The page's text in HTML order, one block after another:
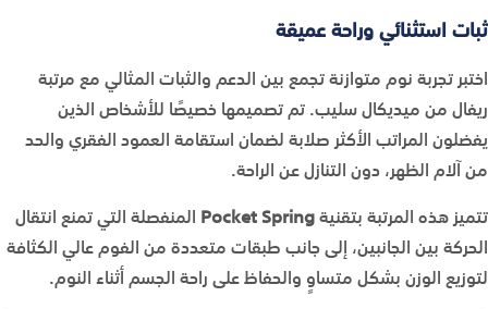
ثبات استثنائي وراحة عميقة
اختبر تجربة نوم متوازنة تجمع بين الدعم والثبات المثالي مع مرتبة
ريفال من ميديكال سليب. تم تصميمها خصيصًا للأشخاص الذين
يفضلون المراتب الأكثر صلابة لضمان استقامة العمود الفقري والحد
من آلام الظهر، دون التنازل عن الراحة.
تتميز هذه المرتبة بتقنيةPocket Springالمنفصلة التي تمنع انتقال
الحركة بين الجانبين، إلى جانب طبقات متعددة من الفوم عالي الكثافة
لتوزيع الوزن بشكل متساوٍ والحفاظ على راحة الجسم أثناء النوم.